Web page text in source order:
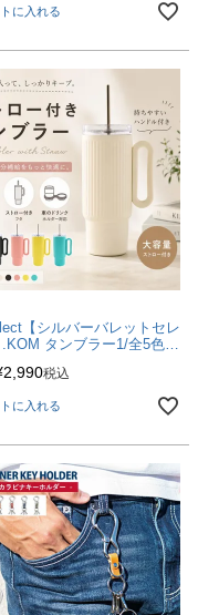
に入れる
【シルバーバレットセレ
.KOM タンブラー1/全5色
2,990税込
に入れる